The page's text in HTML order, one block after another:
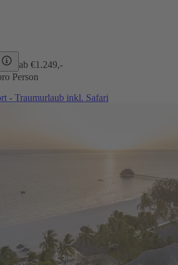
ab €1.249,-
Person
- Traumurlaub inkl. Safari